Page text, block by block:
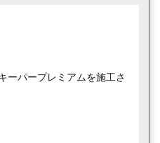
ーパープレミアムを施工さ